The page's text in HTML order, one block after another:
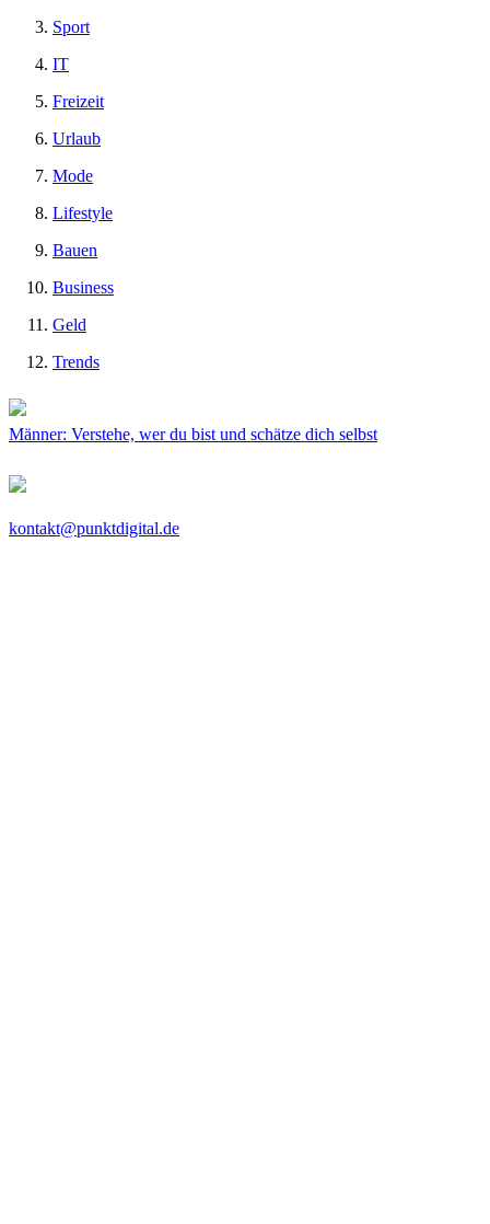
Sport
IT
Freizeit
Urlaub
Mode
Lifestyle
Bauen
Business
Geld
Trends
Männer: Verstehe, wer du bist und schätze dich selbst
kontakt@punktdigital.de